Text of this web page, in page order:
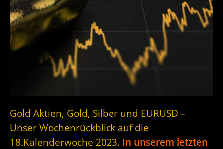
Gold Aktien, Gold, Silber und EURUSD –
Unser Wochenrückblick auf die
18.Kalenderwoche 2023. In unserem letzten